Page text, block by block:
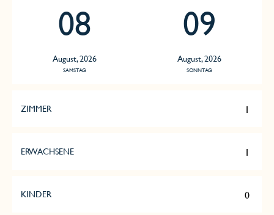
08
August, 2026
SAMSTAG
09
August, 2026
SONNTAG
ZIMMER
ERWACHSENE
KINDER